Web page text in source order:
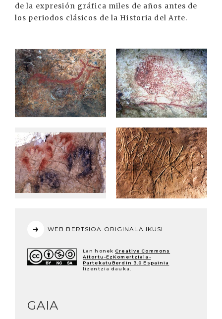
de la expresión gráfica miles de años antes de
los periodos clásicos de la Historia del Arte.
WEB BERTSIOA ORIGINALA IKUSI
Lan honek Creative Commons
Aitortu-EzKomertziala-
PartekatuBerdin 3.0 Espainia
lizentzia dauka.
GAIA